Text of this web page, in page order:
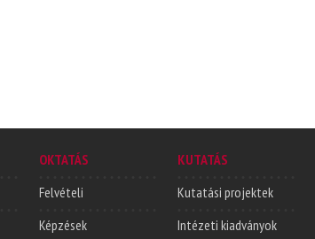
OKTATÁS
Felvételi
Képzések
KUTATÁS
Kutatási projektek
Intézeti kiadványok